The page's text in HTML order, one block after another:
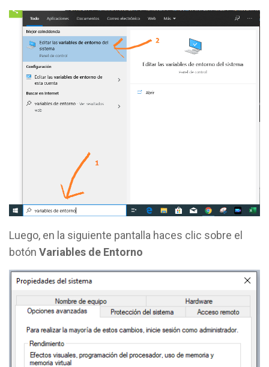
Luego, en la siguiente pantalla haces clic sobre el
botón Variables de Entorno